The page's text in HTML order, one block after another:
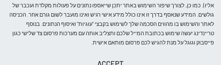
חנות
חולצות
בלייזרים
אליו). כמו כן, לצורך שיפור השימוש באתר יתכן שייאספו נתונים על פעולות מקלדת ועכבר של
גולשים. המידע שנאסף בדרך זו אינו כולל מידע אישי רגיש ואינו מועבר לשום גורם אחר. הכניסה
לאתר והשימוש בו מהווים הסכמה שלך לשימוש בקבצי "עוגיות" ואיסוף הנתונים. בנוסף
טריינדינג יעשה שימוש בכתובת המייל שלכם ותצליב אותה עם מערכות פרסום צד שלישי כגון
פייסבוק וגוגל על מנת להגיש לכם פרסום מותאם אישית.